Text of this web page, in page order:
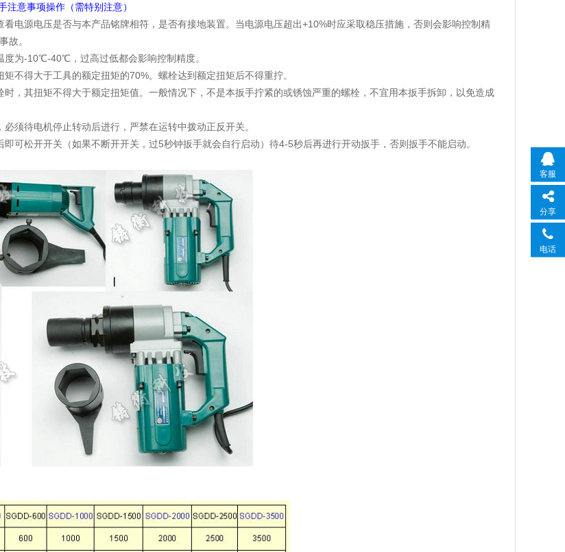
注意事项操作（需特别注意）
看电源电压是否与本产品铭牌相符，是否有接地装置。当电源电压超出+10%时应采取稳压措施，否则会影响控制精
故。
度为-10℃-40℃，过高过低都会影响控制精度。
不得大于工具的额定扭矩的70%。螺栓达到额定扭矩后不得重拧。
时，其扭矩不得大于额定扭矩值。一般情况下，不是本扳手拧紧的或锈蚀严重的螺栓，不宜用本扳手拆卸，以免造成
须待电机停止转动后进行，严禁在运转中拨动正反开关。
即可松开开关（如果不断开开关，过5秒钟扳手就会自行启动）待4-5秒后再进行开动扳手，否则扳手不能启动。
客服
分享
电话